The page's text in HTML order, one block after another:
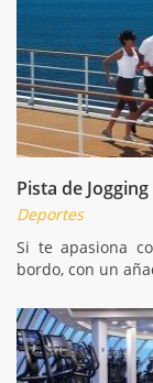
Pista de Jogging
Deportes
Si te apasiona
bordo, con un